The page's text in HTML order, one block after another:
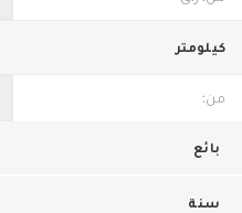
كيلومتر
بائع
سنة